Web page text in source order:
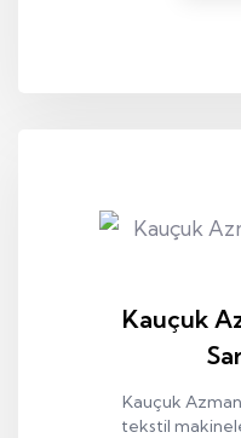
Kauçuk
Kauçuk Azman
tekstil